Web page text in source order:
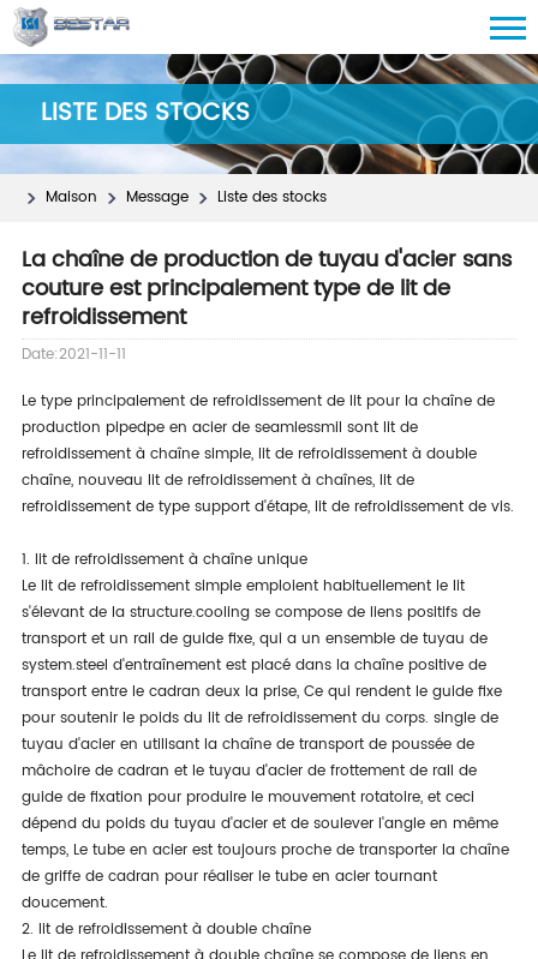
LISTE DES STOCKS
Maison Message Liste des stocks
La chaîne de production de tuyau d'acier sans
couture est principalement type de lit de
refroidissement
Date:2021-11-11
Le type principalement de refroidissement de lit pour la chaîne de
production pipedpe en acier de seamlessmil sont lit de
refroidissement à chaîne simple, lit de refroidissement à double
chaîne, nouveau lit de refroidissement à chaînes, lit de
refroidissement de type support d'étape, lit de refroidissement de vis.
1. lit de refroidissement à chaîne unique
Le lit de refroidissement simple emploient habituellement le lit
s'élevant de la structure.cooling se compose de liens positifs de
transport et un rail de guide fixe, qui a un ensemble de tuyau de
system.steel d'entraînement est placé dans la chaîne positive de
transport entre le cadran deux la prise, Ce qui rendent le guide fixe
pour soutenir le poids du lit de refroidissement du corps. single de
tuyau d'acier en utilisant la chaîne de transport de poussée de
mâchoire de cadran et le tuyau d'acier de frottement de rail de
guide de fixation pour produire le mouvement rotatoire, et ceci
dépend du poids du tuyau d'acier et de soulever l'angle en même
temps, Le tube en acier est toujours proche de transporter la chaîne
de griffe de cadran pour réaliser le tube en acier tournant
doucement.
2. lit de refroidissement à double chaîne